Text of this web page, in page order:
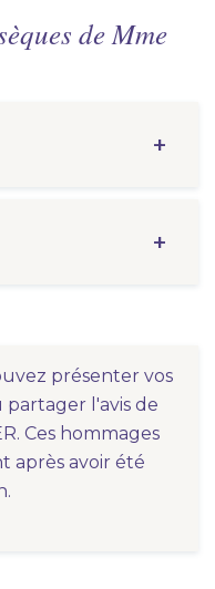
de Mme
présenter vos
partager l'avis de
Ces hommages
après avoir été